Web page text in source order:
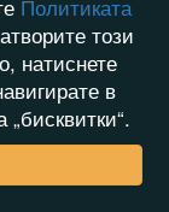
Политиката
този
натиснете
в